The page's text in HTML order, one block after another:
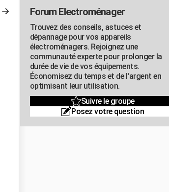
Forum Electroménager
Trouvez des conseils, astuces et
dépannage pour vos appareils
électroménagers. Rejoignez une
communauté experte pour prolonger la
durée de vie de vos équipements.
Économisez du temps et de l'argent en
optimisant leur utilisation.
Suivre le groupe
Posez votre question